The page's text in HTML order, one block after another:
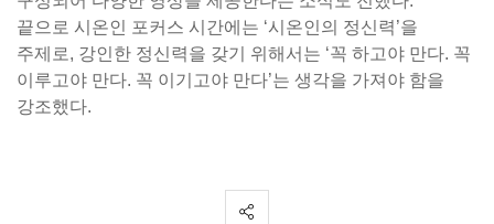
끝으로 시온인 포커스 시간에는 ‘시온인의 정신력’을
주제로, 강인한 정신력을 갖기 위해서는 ‘꼭 하고야 만다. 꼭
이루고야 만다. 꼭 이기고야 만다’는 생각을 가져야 함을
강조했다.